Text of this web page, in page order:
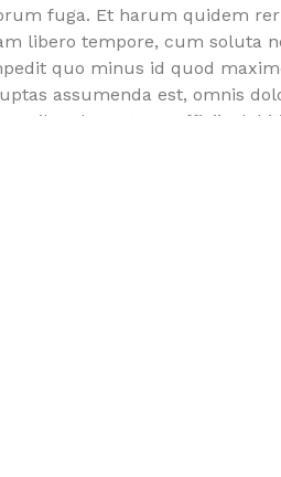
fuga. Et harum quidem
libero tempore, cum soluta
quo minus id quod
assumenda est, omnis
quibusdam et aut officiis